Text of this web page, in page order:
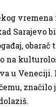
vremena
Sarajevo
obarač
na
u Veneciji.
značilo